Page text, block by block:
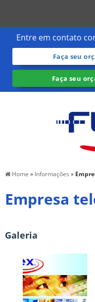
Entre em contato
Faça seu
Faça seu
Home » Informações »
Empresa
Galeria